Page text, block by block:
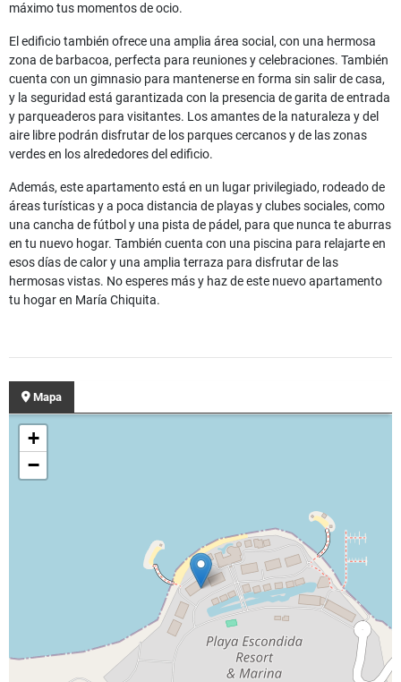
máximo tus momentos de ocio.
El edificio también ofrece una amplia área social, con una hermosa
zona de barbacoa, perfecta para reuniones y celebraciones. También
cuenta con un gimnasio para mantenerse en forma sin salir de casa,
y la seguridad está garantizada con la presencia de garita de entrada
y parqueaderos para visitantes. Los amantes de la naturaleza y del
aire libre podrán disfrutar de los parques cercanos y de las zonas
verdes en los alrededores del edificio.
Además, este apartamento está en un lugar privilegiado, rodeado de
áreas turísticas y a poca distancia de playas y clubes sociales, como
una cancha de fútbol y una pista de pádel, para que nunca te aburras
en tu nuevo hogar. También cuenta con una piscina para relajarte en
esos días de calor y una amplia terraza para disfrutar de las
hermosas vistas. No esperes más y haz de este nuevo apartamento
tu hogar en María Chiquita.
Mapa
+
−